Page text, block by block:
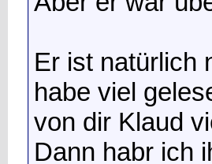
Er ist natürlich
habe viel
von dir Klaud
Dann habr ich